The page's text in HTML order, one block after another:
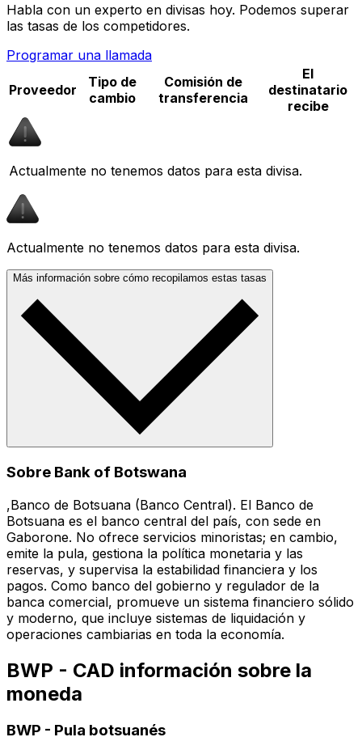
Habla con un experto en divisas hoy. Podemos superar
las tasas de los competidores.
Programar una llamada
Proveedor
Tipo de
cambio
Comisión de
transferencia
El
destinatario
recibe
Actualmente no tenemos datos para esta divisa.
Actualmente no tenemos datos para esta divisa.
Más información sobre cómo recopilamos estas tasas
Sobre Bank of Botswana
,Banco de Botsuana (Banco Central). El Banco de
Botsuana es el banco central del país, con sede en
Gaborone. No ofrece servicios minoristas; en cambio,
emite la pula, gestiona la política monetaria y las
reservas, y supervisa la estabilidad financiera y los
pagos. Como banco del gobierno y regulador de la
banca comercial, promueve un sistema financiero sólido
y moderno, que incluye sistemas de liquidación y
operaciones cambiarias en toda la economía.
BWP - CAD información sobre la
moneda
BWP - Pula botsuanés